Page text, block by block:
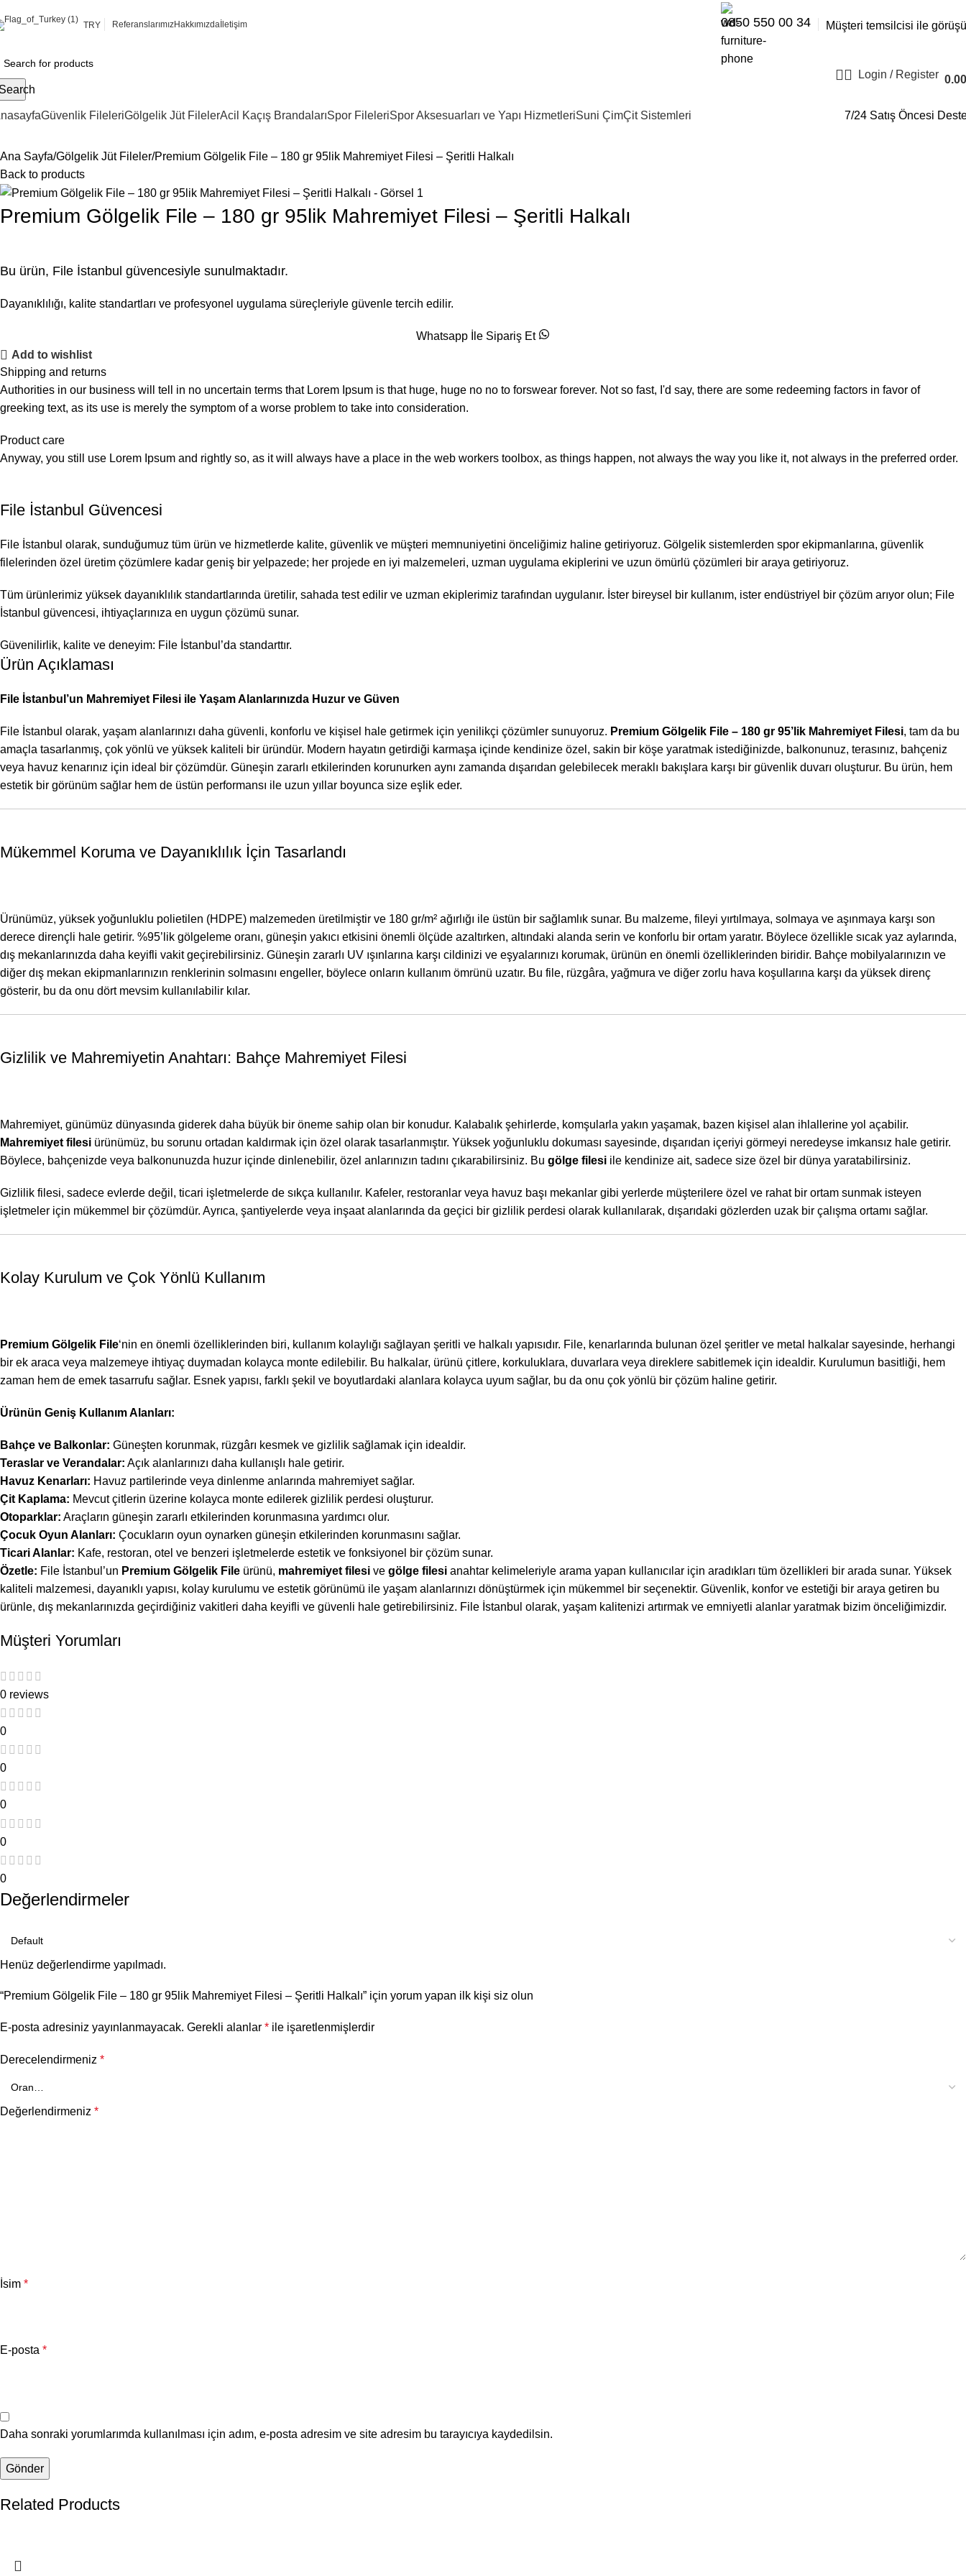
TRY ReferanslarımızHakkımızdaİletişim 0850 550 00 34 Müşteri temsilcisi ile
Login / Register 0.00
Güvenlik FileleriGölgelik Jüt FilelerAcil Kaçış BrandalarıSpor FileleriSpor Aksesuarları ve Yapı HizmetleriSuni ÇimÇit Sistemleri 7/24 Satış Öncesi
Ana Sayfa Gölgelik Jüt Fileler Premium Gölgelik File – 180 gr 95lik Mahremiyet Filesi – Şeritli Halkalı
Back to products
Premium Gölgelik File – 180 gr 95lik Mahremiyet Filesi – Şeritli Halkalı
Bu ürün, File İstanbul güvencesiyle sunulmaktadır.
Dayanıklılığı, kalite standartları ve profesyonel uygulama süreçleriyle güvenle tercih edilir.
Whatsapp İle Sipariş Et
Add to wishlist
Shipping and returns
Authorities in our business will tell in no uncertain terms that Lorem Ipsum is that huge, huge no no to forswear forever. Not so fast, I'd say, there are some redeeming factors in favor of
greeking text, as its use is merely the symptom of a worse problem to take into consideration.
Product care
Anyway, you still use Lorem Ipsum and rightly so, as it will always have a place in the web workers toolbox, as things happen, not always the way you like it, not always in the preferred order.
File İstanbul Güvencesi
File İstanbul olarak, sunduğumuz tüm ürün ve hizmetlerde kalite, güvenlik ve müşteri memnuniyetini önceliğimiz haline getiriyoruz. Gölgelik sistemlerden spor ekipmanlarına, güvenlik
filelerinden özel üretim çözümlere kadar geniş bir yelpazede; her projede en iyi malzemeleri, uzman uygulama ekiplerini ve uzun ömürlü çözümleri bir araya getiriyoruz.
Tüm ürünlerimiz yüksek dayanıklılık standartlarında üretilir, sahada test edilir ve uzman ekiplerimiz tarafından uygulanır. İster bireysel bir kullanım, ister endüstriyel bir çözüm arıyor olun; File
İstanbul güvencesi, ihtiyaçlarınıza en uygun çözümü sunar.
Güvenilirlik, kalite ve deneyim: File İstanbul’da standarttır.
Ürün Açıklaması
File İstanbul’un Mahremiyet Filesi ile Yaşam Alanlarınızda Huzur ve Güven
File İstanbul olarak, yaşam alanlarınızı daha güvenli, konforlu ve kişisel hale getirmek için yenilikçi çözümler sunuyoruz. Premium Gölgelik File – 180 gr 95’lik Mahremiyet Filesi, tam da bu
amaçla tasarlanmış, çok yönlü ve yüksek kaliteli bir üründür. Modern hayatın getirdiği karmaşa içinde kendinize özel, sakin bir köşe yaratmak istediğinizde, balkonunuz, terasınız, bahçeniz
veya havuz kenarınız için ideal bir çözümdür. Güneşin zararlı etkilerinden korunurken aynı zamanda dışarıdan gelebilecek meraklı bakışlara karşı bir güvenlik duvarı oluşturur. Bu ürün, hem
estetik bir görünüm sağlar hem de üstün performansı ile uzun yıllar boyunca size eşlik eder.
Mükemmel Koruma ve Dayanıklılık İçin Tasarlandı
Ürünümüz, yüksek yoğunluklu polietilen (HDPE) malzemeden üretilmiştir ve 180 gr/m² ağırlığı ile üstün bir sağlamlık sunar. Bu malzeme, fileyi yırtılmaya, solmaya ve aşınmaya karşı son
derece dirençli hale getirir. %95’lik gölgeleme oranı, güneşin yakıcı etkisini önemli ölçüde azaltırken, altındaki alanda serin ve konforlu bir ortam yaratır. Böylece özellikle sıcak yaz aylarında,
dış mekanlarınızda daha keyifli vakit geçirebilirsiniz. Güneşin zararlı UV ışınlarına karşı cildinizi ve eşyalarınızı korumak, ürünün en önemli özelliklerinden biridir. Bahçe mobilyalarınızın ve
diğer dış mekan ekipmanlarınızın renklerinin solmasını engeller, böylece onların kullanım ömrünü uzatır. Bu file, rüzgâra, yağmura ve diğer zorlu hava koşullarına karşı da yüksek direnç
gösterir, bu da onu dört mevsim kullanılabilir kılar.
Gizlilik ve Mahremiyetin Anahtarı: Bahçe Mahremiyet Filesi
Mahremiyet, günümüz dünyasında giderek daha büyük bir öneme sahip olan bir konudur. Kalabalık şehirlerde, komşularla yakın yaşamak, bazen kişisel alan ihlallerine yol açabilir.
Mahremiyet filesi ürünümüz, bu sorunu ortadan kaldırmak için özel olarak tasarlanmıştır. Yüksek yoğunluklu dokuması sayesinde, dışarıdan içeriyi görmeyi neredeyse imkansız hale getirir.
Böylece, bahçenizde veya balkonunuzda huzur içinde dinlenebilir, özel anlarınızın tadını çıkarabilirsiniz. Bu gölge filesi ile kendinize ait, sadece size özel bir dünya yaratabilirsiniz.
Gizlilik filesi, sadece evlerde değil, ticari işletmelerde de sıkça kullanılır. Kafeler, restoranlar veya havuz başı mekanlar gibi yerlerde müşterilere özel ve rahat bir ortam sunmak isteyen
işletmeler için mükemmel bir çözümdür. Ayrıca, şantiyelerde veya inşaat alanlarında da geçici bir gizlilik perdesi olarak kullanılarak, dışarıdaki gözlerden uzak bir çalışma ortamı sağlar.
Kolay Kurulum ve Çok Yönlü Kullanım
Premium Gölgelik File‘nin en önemli özelliklerinden biri, kullanım kolaylığı sağlayan şeritli ve halkalı yapısıdır. File, kenarlarında bulunan özel şeritler ve metal halkalar sayesinde, herhangi
bir ek araca veya malzemeye ihtiyaç duymadan kolayca monte edilebilir. Bu halkalar, ürünü çitlere, korkuluklara, duvarlara veya direklere sabitlemek için idealdir. Kurulumun basitliği, hem
zaman hem de emek tasarrufu sağlar. Esnek yapısı, farklı şekil ve boyutlardaki alanlara kolayca uyum sağlar, bu da onu çok yönlü bir çözüm haline getirir.
Ürünün Geniş Kullanım Alanları:
Bahçe ve Balkonlar: Güneşten korunmak, rüzgârı kesmek ve gizlilik sağlamak için idealdir.
Teraslar ve Verandalar: Açık alanlarınızı daha kullanışlı hale getirir.
Havuz Kenarları: Havuz partilerinde veya dinlenme anlarında mahremiyet sağlar.
Çit Kaplama: Mevcut çitlerin üzerine kolayca monte edilerek gizlilik perdesi oluşturur.
Otoparklar: Araçların güneşin zararlı etkilerinden korunmasına yardımcı olur.
Çocuk Oyun Alanları: Çocukların oyun oynarken güneşin etkilerinden korunmasını sağlar.
Ticari Alanlar: Kafe, restoran, otel ve benzeri işletmelerde estetik ve fonksiyonel bir çözüm sunar.
Özetle: File İstanbul’un Premium Gölgelik File ürünü, mahremiyet filesi ve gölge filesi anahtar kelimeleriyle arama yapan kullanıcılar için aradıkları tüm özellikleri bir arada sunar. Yüksek
kaliteli malzemesi, dayanıklı yapısı, kolay kurulumu ve estetik görünümü ile yaşam alanlarınızı dönüştürmek için mükemmel bir seçenektir. Güvenlik, konfor ve estetiği bir araya getiren bu
ürünle, dış mekanlarınızda geçirdiğiniz vakitleri daha keyifli ve güvenli hale getirebilirsiniz. File İstanbul olarak, yaşam kalitenizi artırmak ve emniyetli alanlar yaratmak bizim önceliğimizdir.
Müşteri Yorumları
0 reviews
0
0
0
0
0
Değerlendirmeler
Henüz değerlendirme yapılmadı.
“Premium Gölgelik File – 180 gr 95lik Mahremiyet Filesi – Şeritli Halkalı” için yorum yapan ilk kişi siz olun
E-posta adresiniz yayınlanmayacak. Gerekli alanlar * ile işaretlenmişlerdir
Derecelendirmeniz *
Değerlendirmeniz *
İsim *
E-posta *
Daha sonraki yorumlarımda kullanılması için adım, e-posta adresim ve site adresim bu tarayıcıya kaydedilsin.
Related Products